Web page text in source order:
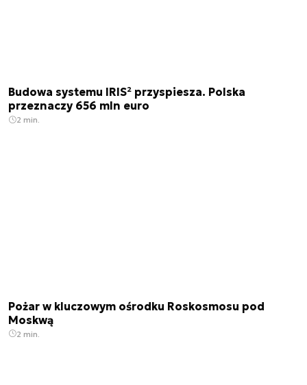
Budowa systemu IRIS² przyspiesza. Polska
przeznaczy 656 mln euro
2 min.
Pożar w kluczowym ośrodku Roskosmosu pod
Moskwą
2 min.